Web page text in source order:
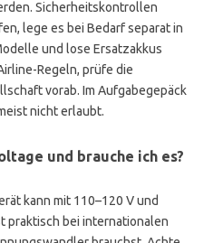
Sicherheitskontrollen
lege es bei Bedarf separat in
und lose Ersatzakkus
Regeln, prüfe die
vorab. Im Aufgabegepäck
nicht erlaubt.
und brauche ich es?
kann mit 110–120 V und
praktisch bei internationalen